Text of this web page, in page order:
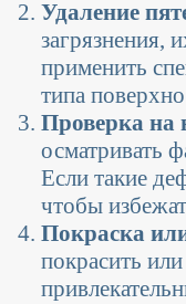
Удаление
загрязнения,
применить
типа
Проверка на
осматривать
Если такие
чтобы
Покраска
покрасить